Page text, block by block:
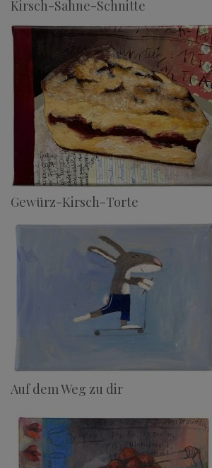
Kirsch-Sahne-Schnitte
Gewürz-Kirsch-Torte
Auf dem Weg zu dir